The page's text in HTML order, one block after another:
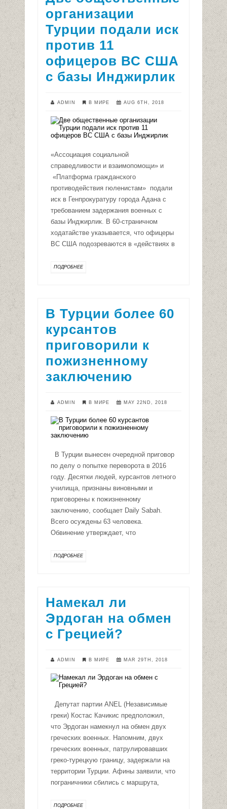
организации
Турции подали иск
против 11
офицеров ВС США
с базы Инджирлик
ADMIN В МИРЕ AUG 6TH, 2018
«Ассоциация социальной
справедливости и взаимопомощи» и
«Платформа гражданского
противодействия гюленистам» подали
иск в Генпрокуратуру города Адана с
требованием задержания военных с
базы Инджирлик. В 60-страничном
ходатайстве указывается, что офицеры
ВС США подозреваются в «действиях в
ПОДРОБНЕЕ
В Турции более 60
курсантов
приговорили к
пожизненному
заключению
ADMIN В МИРЕ MAY 22ND, 2018
В Турции вынесен очередной приговор
по делу о попытке переворота в 2016
году. Десятки людей, курсантов летного
училища, признаны виновными и
приговорены к пожизненному
заключению, сообщает Daily Sabah.
Всего осуждены 63 человека.
Обвинение утверждает, что
ПОДРОБНЕЕ
Намекал ли
Эрдоган на обмен
с Грецией?
ADMIN В МИРЕ MAR 29TH, 2018
Депутат партии ANEL (Независимые
греки) Костас Качикис предположил,
что Эрдоган намекнул на обмен двух
греческих военных. Напомним, двух
греческих военных, патрулировавших
греко-турецкую границу, задержали на
территории Турции. Афины заявили, что
пограничники сбились с маршрута,
ПОДРОБНЕЕ